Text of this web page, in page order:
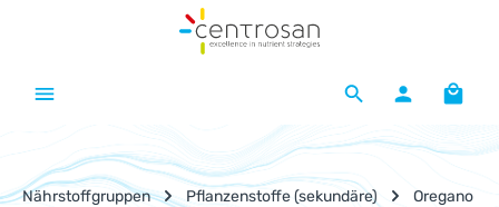
Zum Hauptinhalt springen
Nährstoffgruppen Pflanzenstoffe (sekundäre) Oregano